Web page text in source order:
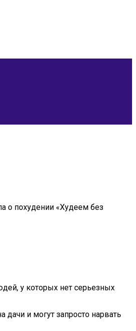
о похудении «Худеем без
у которых нет серьезных
и могут запросто нарвать